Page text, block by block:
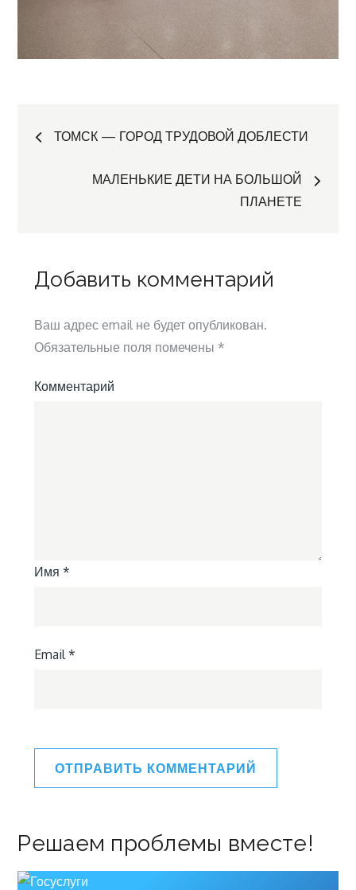
Навигация
ТОМСК — ГОРОД ТРУДОВОЙ ДОБЛЕСТИ
МАЛЕНЬКИЕ ДЕТИ НА БОЛЬШОЙ
ПЛАНЕТЕ
Добавить комментарий
Ваш адрес email не будет опубликован.
Обязательные поля помечены *
Комментарий
Имя *
Email*
Решаем проблемы вместе!